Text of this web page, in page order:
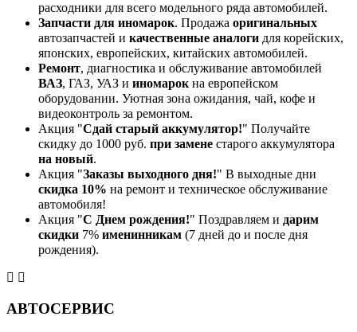
расходники для всего модельного ряда автомобилей.
Запчасти для иномарок. Продажа оригинальных
автозапчастей и качественные аналоги для корейских,
японских, европейских, китайских автомобилей.
Ремонт, диагностика и обслуживание автомобилей
ВАЗ, ГАЗ, УАЗ и иномарокна европейском
оборудовании. Уютная зона ожидания, чай, кофе и
видеоконтроль за ремонтом.
Акция "Сдай старый аккумулятор!" Получайте
скидку до 1000 руб. при замене старого аккумулятора
на новый.
Акция "Заказы выходного дня!" В выходные дни
скидка 10% на ремонт и техническое обслуживание
автомобиля!
Акция "С Днем рождения!" Поздравляем и дарим
скидки 7% именинникам (7 дней до и после дня
рождения).
АВТОСЕРВИС